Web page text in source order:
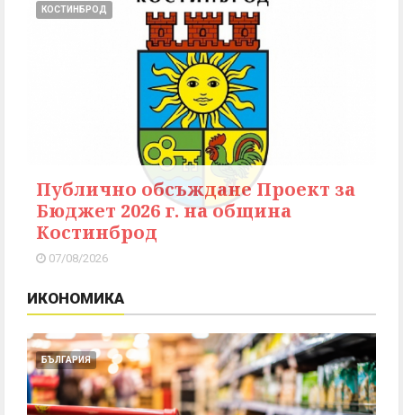
КОСТИНБРОД
Публично обсъждане Проект за
Бюджет 2026 г. на община
Костинброд
07/08/2026
ИКОНОМИКА
БЪЛГАРИЯ